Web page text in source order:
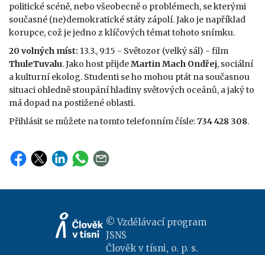
politické scéně, nebo všeobecně o problémech, se kterými
současné (ne)demokratické státy zápolí. Jako je například
korupce, což je jedno z klíčových témat tohoto snímku.
20 volných míst: 13.3., 9:15 - Světozor (velký sál) - film
ThuleTuvalu. Jako host přijdeMartin Mach Ondřej, sociální
a kulturní ekolog. Studenti se ho mohou ptát na současnou
situaci ohledně stoupání hladiny světových oceánů, a jaký to
má dopad na postižené oblasti.
Přihlásit se můžete na tomto telefonním čísle:734 428 308.
© Vzdělávací program
JSNS
Člověk v tísni, o. p. s.